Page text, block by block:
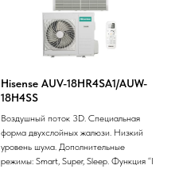
Hisense AUV-18HR4SA1/AUW-
18H4SS
Воздушный поток 3D. Специальная
форма двухслойных жалюзи. Низкий
уровень шума. Дополнительные
режимы: Smart, Super, Sleep. Функция “I